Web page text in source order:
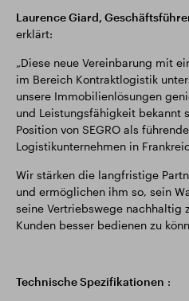
Laurence Giard,
erklärt:
„Diese neue Vereinbarung mit
im Bereich Kontraktlogistik
unsere Immobilienlösungen
und Leistungsfähigkeit bekannt
Position von SEGRO als
Logistikunternehmen in
Wir stärken die langfristige
und ermöglichen ihm so, sein
seine Vertriebswege nachhaltig
Kunden besser bedienen zu
Technische Spezifikationen :